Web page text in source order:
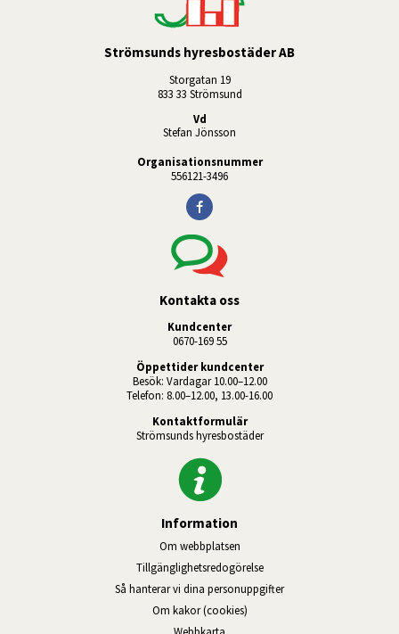
Strömsunds hyresbostäder AB
Storgatan 19
833 33 Strömsund
Vd
Stefan Jönsson
Organisationsnummer
556121-3496
Kontakta oss
Kundcenter
0670-169 55
Öppettider kundcenter
Besök: Vardagar 10.00–12.00
Telefon: 8.00–12.00, 13.00-16.00
Kontaktformulär
Strömsunds hyresbostäder
Information
Om webbplatsen
Tillgänglighetsredogörelse
Så hanterar vi dina personuppgifter
Om kakor (cookies)